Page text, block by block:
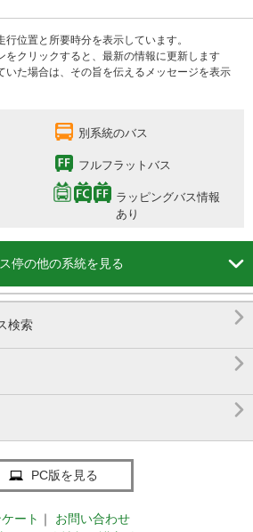
行位置と所要時分を表示しています。
をクリックすると、最新の情報に更新します
いた場合は、その旨を伝えるメッセージを表示
別系統のバス
フルフラットバス
ラッピングバス情報
あり
停の他の系統を見る 
検索 


PC版を見る
ート ｜
お問い合わせ